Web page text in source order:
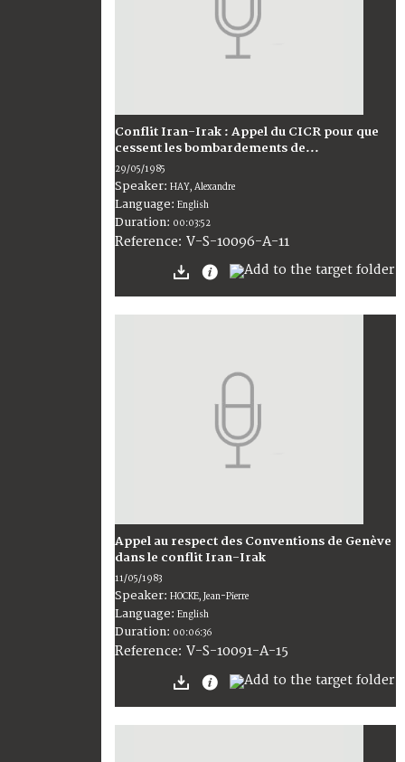
Conflit Iran-Irak : Appel du CICR pour que
cessent les bombardements de...
29/05/1985
Speaker: HAY, Alexandre
Language: English
Duration: 00:03:52
Reference: V-S-10096-A-11
Appel au respect des Conventions de Genève
dans le conflit Iran-Irak
11/05/1983
Speaker: HOCKE, Jean-Pierre
Language: English
Duration: 00:06:36
Reference: V-S-10091-A-15